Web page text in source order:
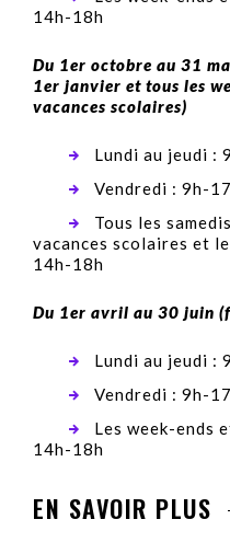
14h-18h
Du 1er octobre au 31
1er janvier et tous les
vacances scolaires)
Lundi au jeudi :
Vendredi : 9h-
Tous les
vacances scolaires et
14h-18h
Du 1er avril au 30 juin
Lundi au jeudi :
Vendredi : 9h-
Les week-ends
14h-18h
EN SAVOIR PLUS